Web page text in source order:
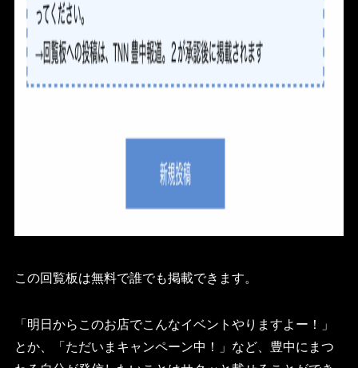
この回覧板は無料で誰でも掲載できます。
「明日からこのお店でこんなイベントやりますよー！」
とか、「ただいまキャンペーン中！」など、豊中にまつ